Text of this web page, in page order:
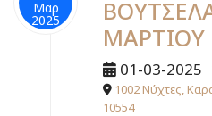
Μαρ
2025
ΜΑΡΤΙΟΥ
01-03-2025
1002 Νύχτες,
10554